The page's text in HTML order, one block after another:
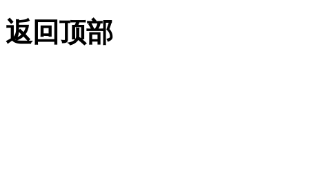
返回顶部